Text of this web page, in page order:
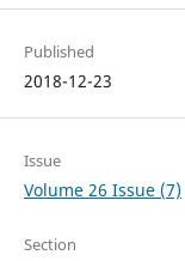
Published
2018-12-23
Issue
Volume 26 Issue (7)
Section